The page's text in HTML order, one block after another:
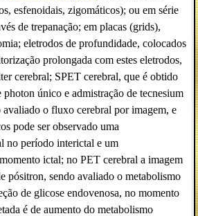
esfenoidais, zigomáticos); ou em série
de trepanação; em placas (grids),
eletrodos de profundidade, colocados
prolongada com estes eletrodos,
cerebral; SPET cerebral, que é obtido
photon único e admistração de tecnesium
avaliado o fluxo cerebral por imagem, e
pode ser observado uma
no período interictal e um
ictal; no PET cerebral a imagem
pósitron, sendo avaliado o metabolismo
de glicose endovenosa, no momento
é de aumento do metabolismo